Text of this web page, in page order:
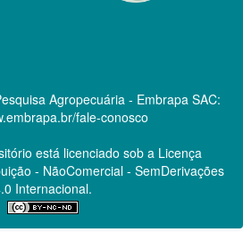
Agropecuária - Embrapa SAC:
fale-conosco
está licenciado sob a Licença
- NãoComercial - SemDerivações
Internacional.